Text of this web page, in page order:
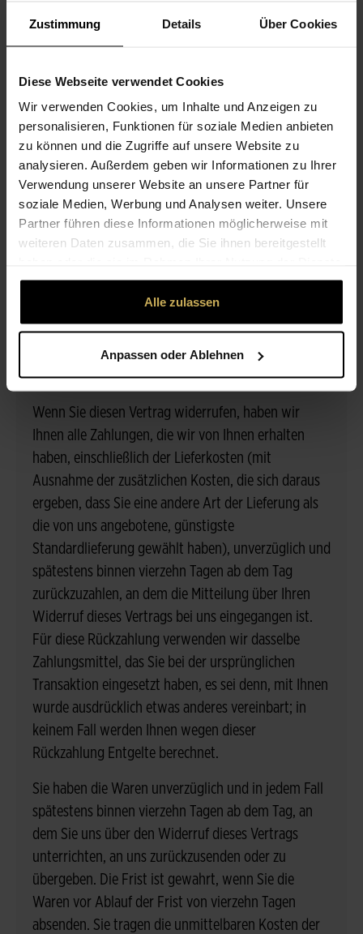
Zustimmung Details Über Cookies
Diese Webseite verwendet Cookies
Wir verwenden Cookies, um Inhalte und Anzeigen zu
personalisieren, Funktionen für soziale Medien anbieten
zu können und die Zugriffe auf unsere Website zu
analysieren. Außerdem geben wir Informationen zu Ihrer
Verwendung unserer Website an unsere Partner für
soziale Medien, Werbung und Analysen weiter. Unsere
Partner führen diese Informationen möglicherweise mit
weiteren Daten zusammen, die Sie ihnen bereitgestellt
gesammelt haben.
Alle zulassen
Anpassen oder Ablehnen
Telefon: 030 / 71371-202 (Mo - Fr: 08:00 - 16:00
Uhr, Sa 08:00 - 12:00 Uhr),
E-Mail: info@fleurop.de,
mittels einer eindeutigen Erklärung (z.B. ein mit der
Post versandter Brief, Telefax oder E-Mail) über
Ihren Entschluss, diesen Vertrag zu widerrufen,
informieren. Sie können dafür das beigefügte
Muster-Widerrufsformular verwenden, das jedoch
nicht vorgeschrieben ist.
Sie die Mitteilung über die Ausübung des
Widerrufsrechts vor Ablauf der Widerrufsfrist
FOLGEN DES WIDERRUFS
Wenn Sie diesen Vertrag widerrufen, haben wir
Ihnen alle Zahlungen, die wir von Ihnen erhalten
haben, einschließlich der Lieferkosten (mit
Ausnahme der zusätzlichen Kosten, die sich daraus
ergeben, dass Sie eine andere Art der Lieferung als
die von uns angebotene, günstigste
Standardlieferung gewählt haben), unverzüglich und
spätestens binnen vierzehn Tagen ab dem Tag
zurückzuzahlen, an dem die Mitteilung über Ihren
Widerruf dieses Vertrags bei uns eingegangen ist.
Für diese Rückzahlung verwenden wir dasselbe
Zahlungsmittel, das Sie bei der ursprünglichen
Transaktion eingesetzt haben, es sei denn, mit Ihnen
wurde ausdrücklich etwas anderes vereinbart; in
keinem Fall werden Ihnen wegen dieser
Rückzahlung Entgelte berechnet.
Sie haben die Waren unverzüglich und in jedem Fall
spätestens binnen vierzehn Tagen ab dem Tag, an
dem Sie uns über den Widerruf dieses Vertrags
unterrichten, an uns zurückzusenden oder zu
übergeben. Die Frist ist gewahrt, wenn Sie die
Waren vor Ablauf der Frist von vierzehn Tagen
absenden. Sie tragen die unmittelbaren Kosten der